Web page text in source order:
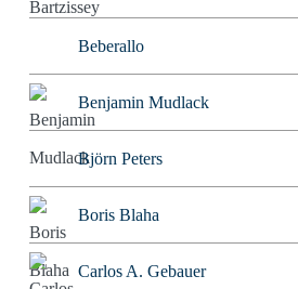
Beberallo
Benjamin Mudlack
Björn Peters
Boris Blaha
Carlos A. Gebauer